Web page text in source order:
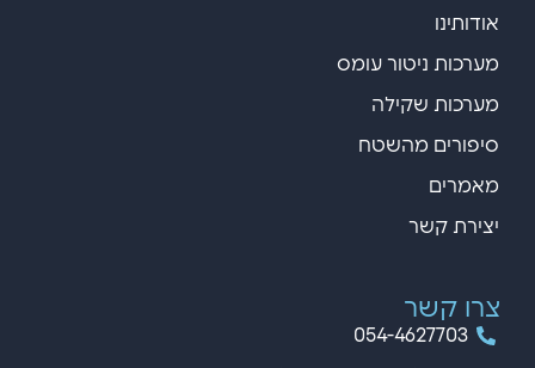
אודותינו
מערכות ניטור עומס
מערכות שקילה
סיפורים מהשטח
מאמרים
יצירת קשר
צרו קשר
054-4627703